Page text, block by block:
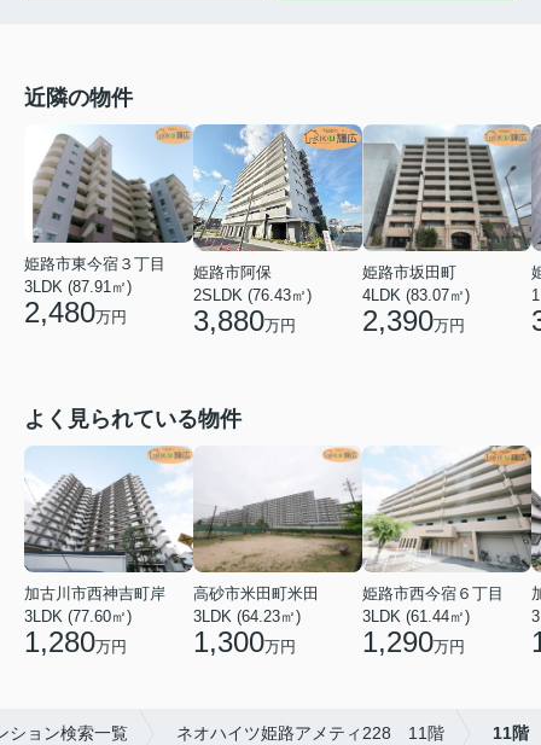
近隣の物件
姫路市東今宿３丁目
3LDK (87.91㎡)
2,480万円
姫路市阿保
2SLDK (76.43㎡)
3,880万円
姫路市坂田町
4LDK (83.07㎡)
2,390万円
よく見られている物件
加古川市西神吉町岸
3LDK (77.60㎡)
1,280万円
高砂市米田町米田
3LDK (64.23㎡)
1,300万円
姫路市西今宿６丁目
3LDK (61.44㎡)
1,290万円
ション検索一覧 ネオハイツ姫路アメティ228 11階 11階